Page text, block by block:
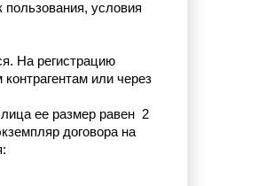
условия
На регистрацию
или через
ее размер равен  2
договора на